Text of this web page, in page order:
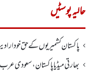
حالیہ پوسٹیں
پاکستان کشمیریوں کے حق
بھارتی میڈیا پاکستان، سعودی